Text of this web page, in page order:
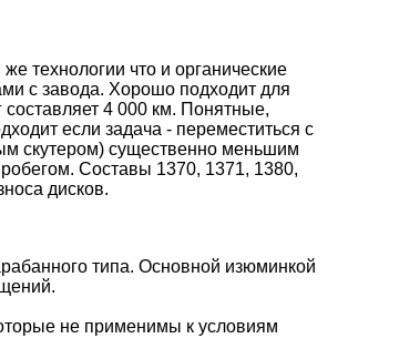
технологии что и органические
с завода. Хорошо подходит для
составляет 4 000 км. Понятные,
если задача - переместиться с
скутером) существенно меньшим
Составы 1370, 1371, 1380,
дисков.
типа. Основной изюминкой
не применимы к условиям